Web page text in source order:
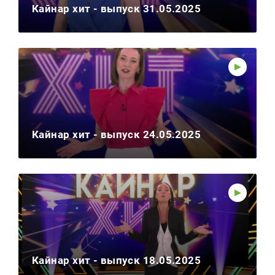
Кайнар хит - выпуск 31.05.2025
Кайнар хит - выпуск 24.05.2025
Кайнар хит - выпуск 18.05.2025